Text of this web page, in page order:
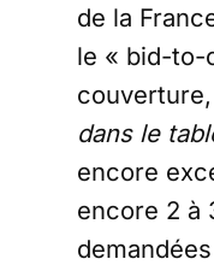
de la
le « bid-to-
couverture,
dans le
encore
encore 2 à